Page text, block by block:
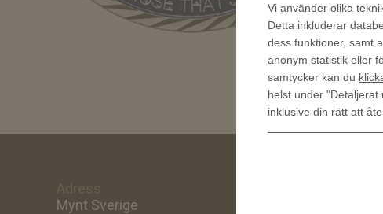
Mynt Sverige
Vi använder olika
Detta inkluderar
dess funktioner, samt
anonym statistik eller
samtycker kan du
helst under "Detaljerat
inklusive din rätt att